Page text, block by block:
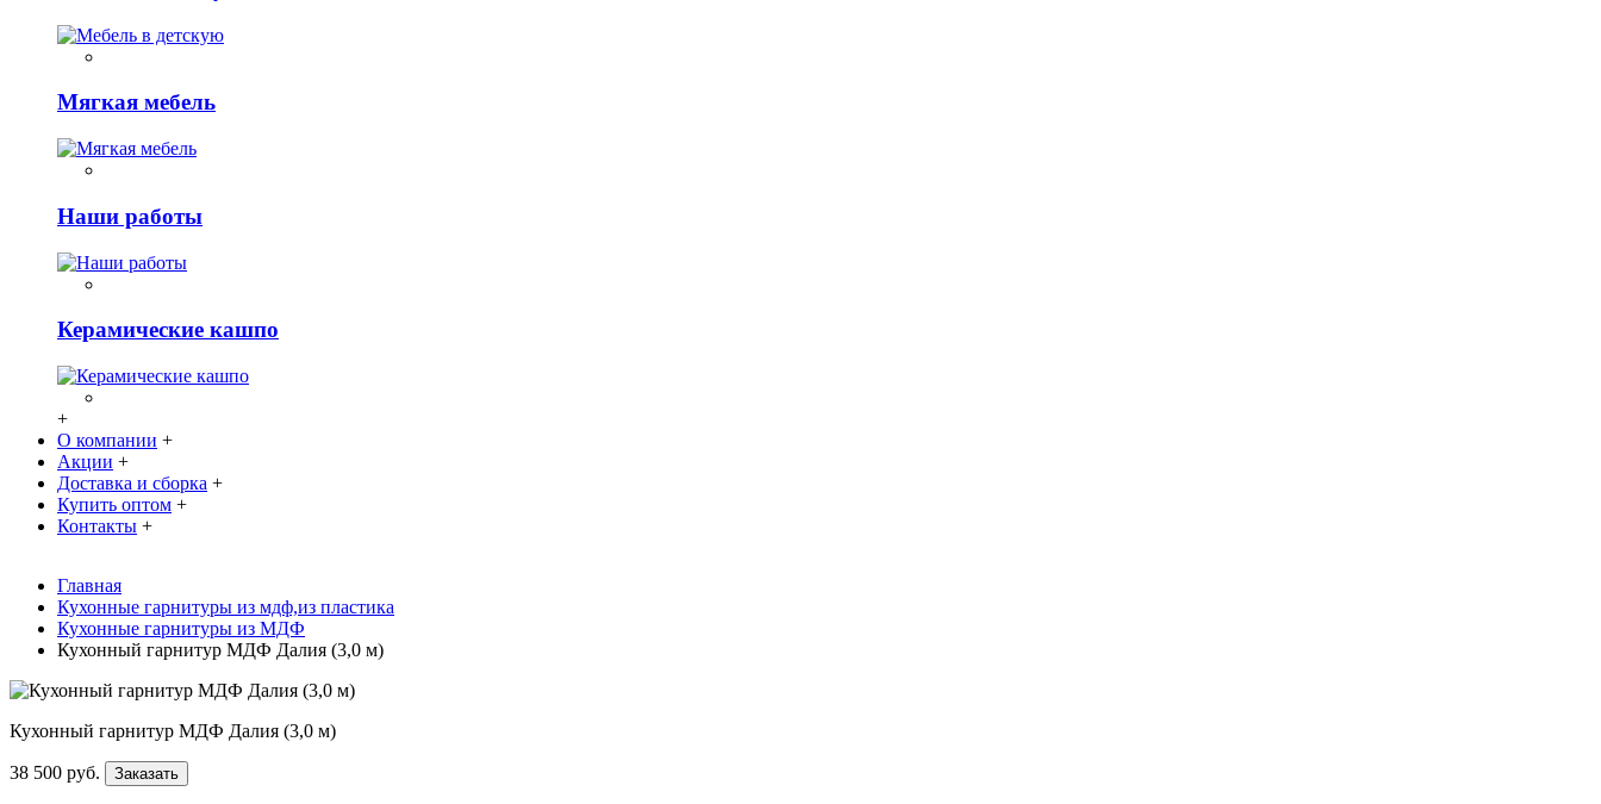
Мягкая мебель
Наши работы
Керамические кашпо
+
О компании +
Акции +
Доставка и сборка +
Купить оптом +
Контакты +
Главная
Кухонные гарнитуры из мдф,из пластика
Кухонные гарнитуры из МДФ
Кухонный гарнитур МДФ Далия (3,0 м)
Кухонный гарнитур МДФ Далия (3,0 м)
38 500 руб. Заказать